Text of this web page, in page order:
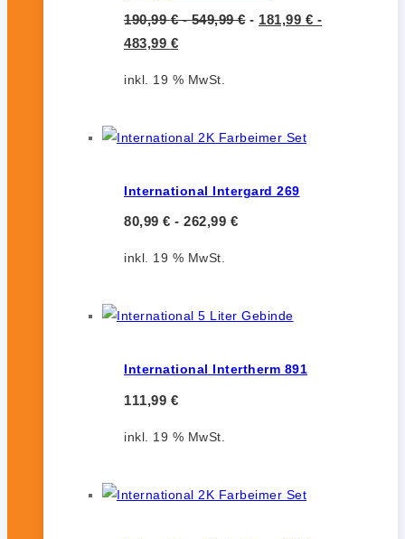
190,99€-549,99€- 181,99 € -
483,99 €
inkl. 19 % MwSt.
International Intergard 269
80,99 € - 262,99 €
inkl. 19 % MwSt.
International Intertherm 891
111,99 €
inkl. 19 % MwSt.